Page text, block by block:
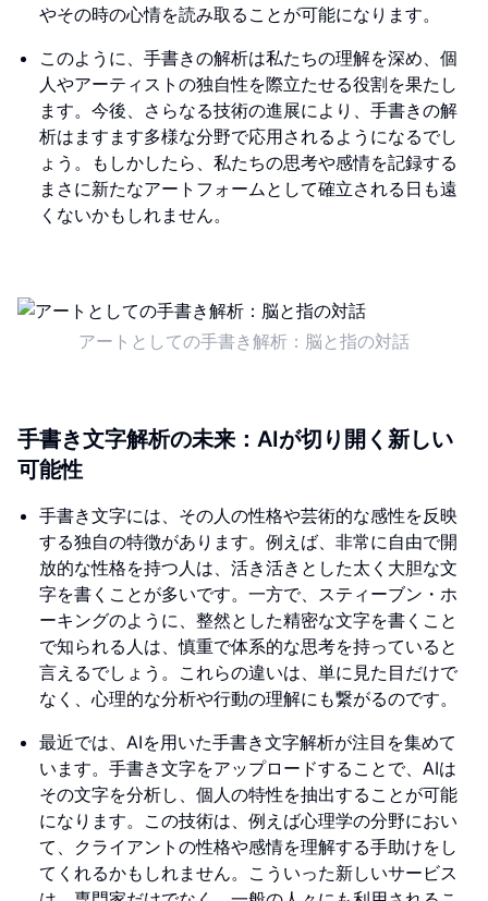
やその時の心情を読み取ることが可能になります。
このように、手書きの解析は私たちの理解を深め、個
人やアーティストの独自性を際立たせる役割を果たし
ます。今後、さらなる技術の進展により、手書きの解
析はますます多様な分野で応用されるようになるでし
ょう。もしかしたら、私たちの思考や感情を記録する
まさに新たなアートフォームとして確立される日も遠
くないかもしれません。
アートとしての手書き解析：脳と指の対話
手書き文字解析の未来：AIが切り開く新しい
可能性
手書き文字には、その人の性格や芸術的な感性を反映
する独自の特徴があります。例えば、非常に自由で開
放的な性格を持つ人は、活き活きとした太く大胆な文
字を書くことが多いです。一方で、スティーブン・ホ
ーキングのように、整然とした精密な文字を書くこと
で知られる人は、慎重で体系的な思考を持っていると
言えるでしょう。これらの違いは、単に見た目だけで
なく、心理的な分析や行動の理解にも繋がるのです。
最近では、AIを用いた手書き文字解析が注目を集めて
います。手書き文字をアップロードすることで、AIは
その文字を分析し、個人の特性を抽出することが可能
になります。この技術は、例えば心理学の分野におい
て、クライアントの性格や感情を理解する手助けをし
てくれるかもしれません。こういった新しいサービス